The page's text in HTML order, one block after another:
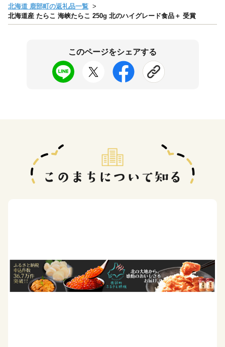
北海道 鹿部町の返礼品一覧
北海道産 たらこ 海峡たらこ 250g 北のハイグレード食品＋ 受賞
このページをシェアする